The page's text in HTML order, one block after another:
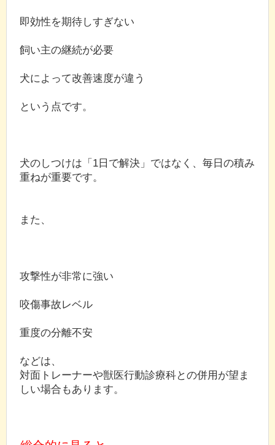
即効性を期待しすぎない
飼い主の継続が必要
犬によって改善速度が違う
という点です。
犬のしつけは「1日で解決」ではなく、毎日の積み
重ねが重要です。
また、
攻撃性が非常に強い
咬傷事故レベル
重度の分離不安
などは、
対面トレーナーや獣医行動診療科との併用が望ま
しい場合もあります。